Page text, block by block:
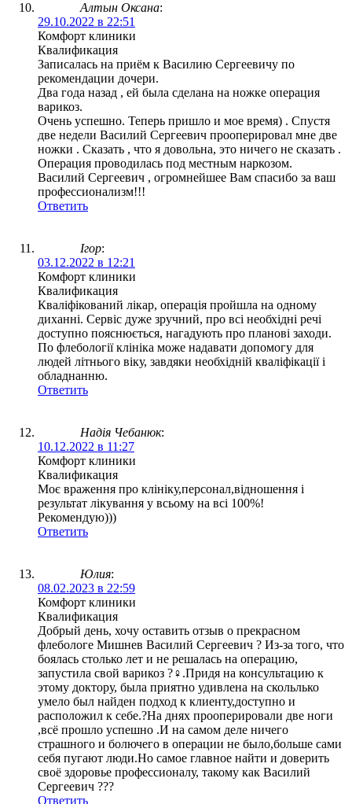
Алтын Оксана:
29.10.2022 в 22:51
Комфорт клиники
Квалификация
Записалась на приём к Василию Сергеевичу по
рекомендации дочери.
Два года назад , ей была сделана на ножке операция
варикоз.
Очень успешно. Теперь пришло и мое время) . Спустя
две недели Василий Сергеевич прооперировал мне две
ножки . Сказать , что я довольна, это ничего не сказать .
Операция проводилась под местным наркозом.
Василий Сергеевич , огромнейшее Вам спасибо за ваш
профессионализм!!!
Ответить
Ігор:
03.12.2022 в 12:21
Комфорт клиники
Квалификация
Кваліфікований лікар, операція пройшла на одному
диханні. Сервіс дуже зручний, про всі необхідні речі
доступно пояснюється, нагадують про планові заходи.
По флебології клініка може надавати допомогу для
людей літнього віку, завдяки необхідній кваліфікації і
обладнанню.
Ответить
Надія Чебанюк:
10.12.2022 в 11:27
Комфорт клиники
Квалификация
Моє враження про клініку,персонал,відношення і
результат лікування у всьому на всі 100%!
Рекомендую)))
Ответить
Юлия:
08.02.2023 в 22:59
Комфорт клиники
Квалификация
Добрый день, хочу оставить отзыв о прекрасном
флебологе Мишнев Василий Сергеевич ? Из-за того, что
боялась столько лет и не решалась на операцию,
запустила свой варикоз ?‍♀️.Придя на консультацию к
этому доктору, была приятно удивлена на скольлько
умело был найден подход к клиенту,доступно и
расположил к себе.?На днях прооперировали две ноги
,всё прошло успешно .И на самом деле ничего
страшного и болючего в операции не было,больше сами
себя пугают люди.Но самое главное найти и доверить
своё здоровье профессионалу, такому как Василий
Сергеевич ???
Ответить